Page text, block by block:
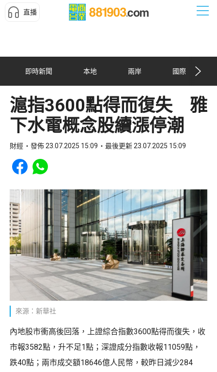
直播
即時新聞 本地 兩岸 國際
滬指3600點得而復失 雅
下水電概念股續漲停潮
財經 發佈 23.07.2025 15:09 最後更新 23.07.2025 15:09
Share to Facebook
Share to WhatsApp
來源：新華社
內地股市衝高後回落，上證綜合指數3600點得而復失，收
市報3582點，升不足1點；深證成分指數收報11059點，
跌40點；兩市成交額18646億人民幣，較昨日減少284